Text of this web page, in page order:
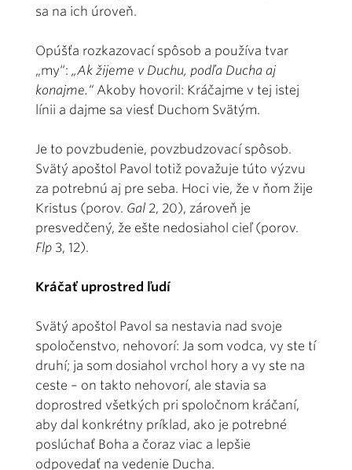
sa na ich úroveň.
Opúšťa rozkazovací spôsob a používa tvar
„my“: „Ak žijeme v Duchu, podľa Ducha aj
konajme.“ Akoby hovoril: Kráčajme v tej istej
línii a dajme sa viesť Duchom Svätým.
Je to povzbudenie, povzbudzovací spôsob.
Svätý apoštol Pavol totiž považuje túto výzvu
za potrebnú aj pre seba. Hoci vie, že v ňom žije
Kristus (porov. Gal 2, 20), zároveň je
presvedčený, že ešte nedosiahol cieľ (porov.
Flp 3, 12).
Kráčať uprostred ľudí
Svätý apoštol Pavol sa nestavia nad svoje
spoločenstvo, nehovorí: Ja som vodca, vy ste tí
druhí; ja som dosiahol vrchol hory a vy ste na
ceste – on takto nehovorí, ale stavia sa
doprostred všetkých pri spoločnom kráčaní,
aby dal konkrétny príklad, ako je potrebné
poslúchať Boha a čoraz viac a lepšie
odpovedať na vedenie Ducha.